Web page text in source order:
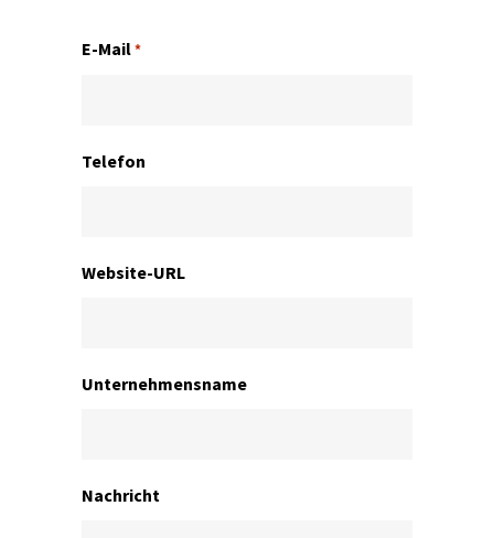
E-Mail*
Telefon
Website-URL
Unternehmensname
Nachricht